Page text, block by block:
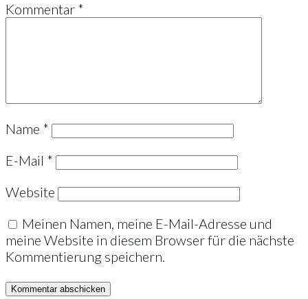
Kommentar *
Name *
E-Mail *
Website
Meinen Namen, meine E-Mail-Adresse und
meine Website in diesem Browser für die nächste
Kommentierung speichern.